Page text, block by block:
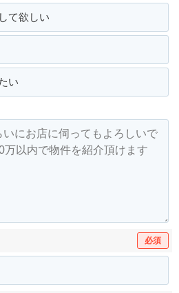
て欲しい
い
必須